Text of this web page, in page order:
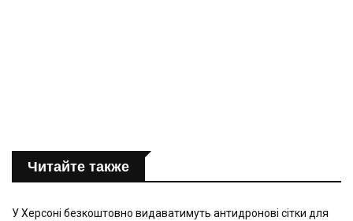
Читайте также
У Херсоні безкоштовно видаватимуть антидронові сітки для